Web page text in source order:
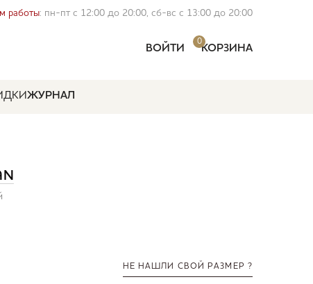
работы: пн-пт с 12:00 до 20:00, сб-вс с 13:00 до 20:00
ВОЙТИ
0
КОРЗИНА
ЖУРНАЛ
НЕ НАШЛИ СВОЙ РАЗМЕР ?